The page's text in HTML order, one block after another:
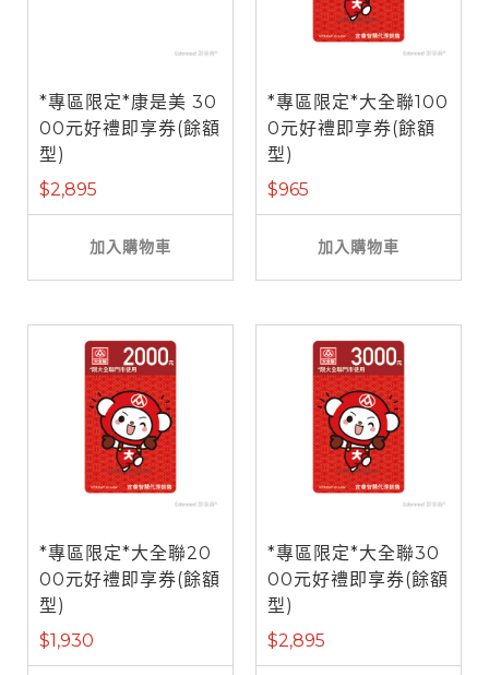
*專區限定*康是美 30
00元好禮即享券(餘額
型)
$2,895
加入購物車
*專區限定*大全聯100
0元好禮即享券(餘額
型)
$965
加入購物車
*專區限定*大全聯20
00元好禮即享券(餘額
型)
$1,930
*專區限定*大全聯30
00元好禮即享券(餘額
型)
$2,895